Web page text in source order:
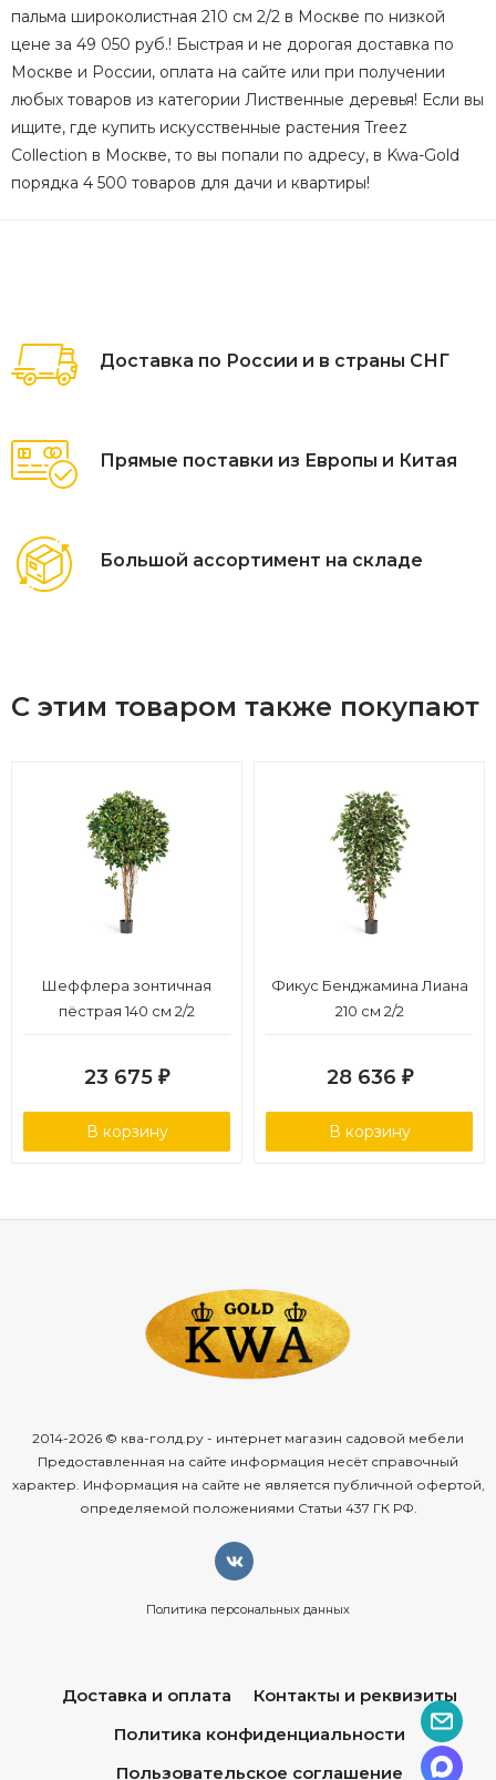
пальма широколистная 210 см 2/2 в Москве по низкой
цене за 49 050 руб.! Быстрая и не дорогая доставка по
Москве и России, оплата на сайте или при получении
любых товаров из категории Лиственные деревья! Если вы
ищите, где купить искусственные растения Treez
Collection в Москве, то вы попали по адресу, в Kwa-Gold
порядка 4 500 товаров для дачи и квартиры!
Доставка по России и в страны СНГ
Прямые поставки из Европы и Китая
Большой ассортимент на складе
С этим товаром также покупают
Шеффлера зонтичная
пёстрая 140 см 2/2
23 675 ₽
В корзину
Фикус Бенджамина Лиана
210 см 2/2
28 636 ₽
В корзину
2014-2026 © ква-голд.ру - интернет магазин садовой мебели
Предоставленная на сайте информация несёт справочный
характер. Информация на сайте не является публичной офертой,
определяемой положениями Статьи 437 ГК РФ.
Политика персональных данных
Доставка и оплата
Контакты и реквизиты
Политика конфиденциальности
Пользовательское соглашение